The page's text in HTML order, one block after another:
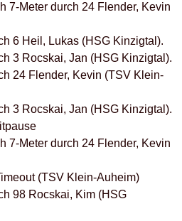
Meter durch 24 Flender, Kevin
Heil, Lukas (HSG Kinzigtal).
Rocskai, Jan (HSG Kinzigtal).
Flender, Kevin (TSV Klein-
Rocskai, Jan (HSG Kinzigtal).
Meter durch 24 Flender, Kevin
(TSV Klein-Auheim)
Rocskai, Kim (HSG